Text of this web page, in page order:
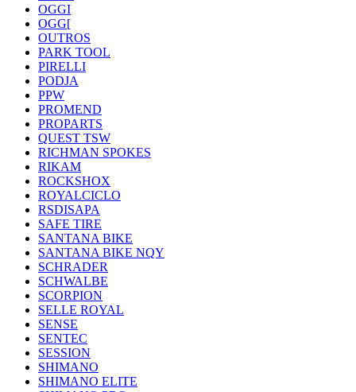
OGGI
OGG[
OUTROS
PARK TOOL
PIRELLI
PODJA
PPW
PROMEND
PROPARTS
QUEST TSW
RICHMAN SPOKES
RIKAM
ROCKSHOX
ROYALCICLO
RSDISAPA
SAFE TIRE
SANTANA BIKE
SANTANA BIKE NQY
SCHRADER
SCHWALBE
SCORPION
SELLE ROYAL
SENSE
SENTEC
SESSION
SHIMANO
SHIMANO ELITE